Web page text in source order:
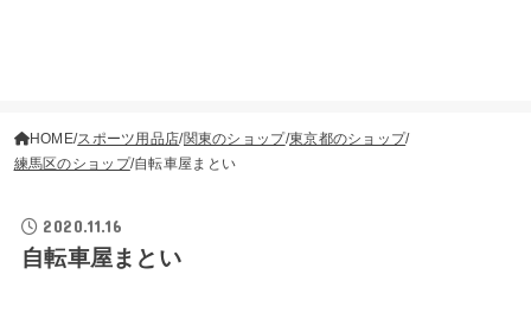
HOME スポーツ用品店 関東のショップ 東京都のショップ
練馬区のショップ 自転車屋まとい
2020.11.16
自転車屋まとい